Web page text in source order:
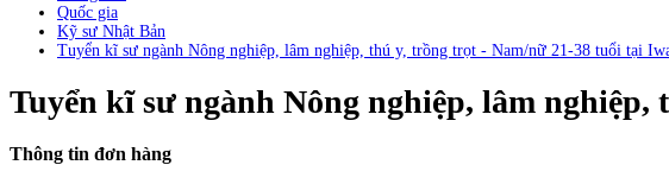
Quốc gia
Kỹ sư Nhật Bản
Tuyển kĩ sư ngành Nông nghiệp, lâm nghiệp, thú y, trồng trọt - Nam/nữ 21-38 tuổi tại
Tuyển kĩ sư ngành Nông nghiệp, lâm
Thông tin đơn hàng